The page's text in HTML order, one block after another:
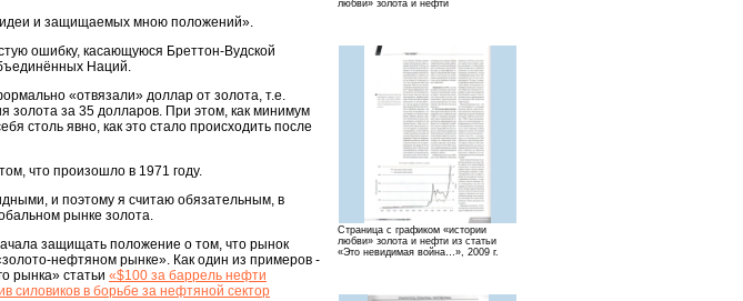
любви» золота и нефти
Страница с графиком «истории
любви» золота и нефти из статьи
«Это невидимая война…», 2009 г.
идеи и защищаемых мною положений».
ошибку, касающуюся Бреттон-Вудской
Наций.
«отвязали» доллар от золота, т.е.
золота за 35 долларов. При этом, как минимум
столь явно, как это стало происходить после
что произошло в 1971 году.
и поэтому я считаю обязательным, в
рынке золота.
защищать положение о том, что рынок
нефтяном рынке». Как один из примеров -
рынка» статьи «$100 за баррель нефти
силовиков в борьбе за нефтяной сектор